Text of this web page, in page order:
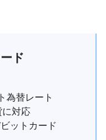
ド
為替レート
対応
ットカード